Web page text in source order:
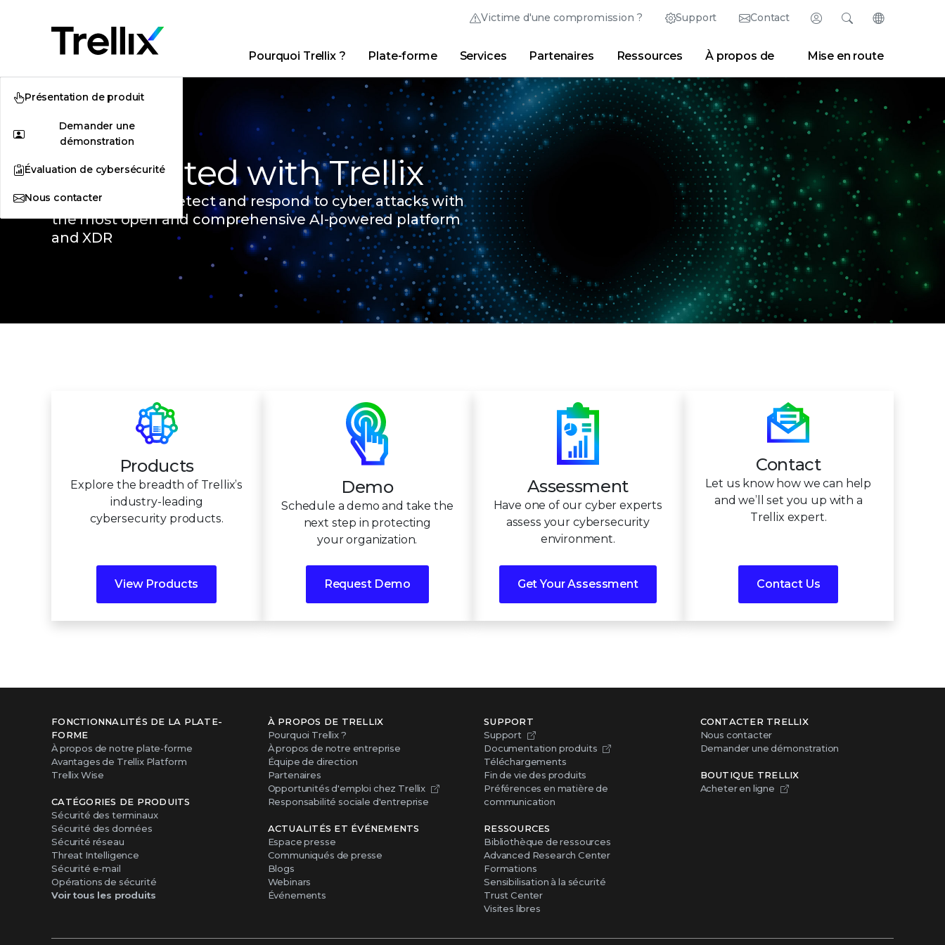
Victime d'une compromission ? Support Contact Connexion
Connexion Trellix
Trellix Hive Developer Portal Marketplace
Rechercher
Liens
Pourquoi Trellix ? Produits|Advanced Research Center| Espace presse|Blogs
Changer de
Australia (English)
Brasil (Português)
Canada (English)
Canada (Français)
Deutschland (Deutsch)
España (Español)
France (Français)
Hong Kong (English)
India (English)
Italia (Italiano)
México (Español)
Singapore (English)
United Kingdom (English)
United States (English)
Pourquoi Trellix ? Plate-forme Services Partenaires Ressources À propos de Mise en route
Présentation de produit
Demander une
démonstration
Évaluation de cybersécurité
Nous contacter
Get Started with Trellix
Reduce time to detect and respond to cyber attacks with
the most open and comprehensive AI-powered platform
and XDR
Products
Explore the breadth of Trellix’s
industry-leading
cybersecurity products.
View Products
Demo
Schedule a demo and take the
next step in protecting
your organization.
Request Demo
Assessment
Have one of our cyber experts
assess your cybersecurity
environment.
Get Your Assessment
Contact
Let us know how we can help
and we’ll set you up with a
Trellix expert.
Contact Us
FONCTIONNALITÉS DE LA PLATE-
FORME
À propos de notre plate-forme
Avantages de Trellix Platform
Trellix Wise
CATÉGORIES DE PRODUITS
Sécurité des terminaux
Sécurité des données
Sécurité réseau
Threat Intelligence
Sécurité e-mail
Opérations de sécurité
Voir tous les produits
À PROPOS DE TRELLIX
Pourquoi Trellix ?
À propos de notre entreprise
Équipe de direction
Partenaires
Opportunités d'emploi chez Trellix
Responsabilité sociale d'entreprise
ACTUALITÉS ET ÉVÉNEMENTS
Espace presse
Communiqués de presse
Blogs
Webinars
Événements
SUPPORT
Support
Documentation produits
Téléchargements
Fin de vie des produits
Préférences en matière de
communication
RESSOURCES
Bibliothèque de ressources
Advanced Research Center
Formations
Sensibilisation à la sécurité
Trust Center
Visites libres
CONTACTER TRELLIX
Nous contacter
Demander une démonstration
BOUTIQUE TRELLIX
Acheter en ligne